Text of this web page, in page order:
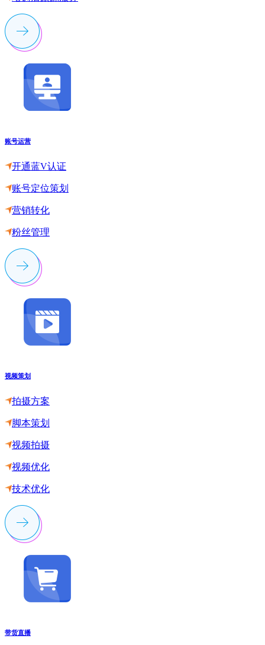
账号运营
开通蓝V认证
账号定位策划
营销转化
粉丝管理
视频策划
拍摄方案
脚本策划
视频拍摄
视频优化
技术优化
带货直播